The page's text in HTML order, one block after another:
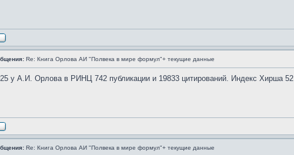
Re: Книга Орлова АИ "Полвека в мире формул"+ текущие данные
у А.И. Орлова в РИНЦ 742 публикации и 19833 цитирований. Индекс Хирша 52
Re: Книга Орлова АИ "Полвека в мире формул"+ текущие данные